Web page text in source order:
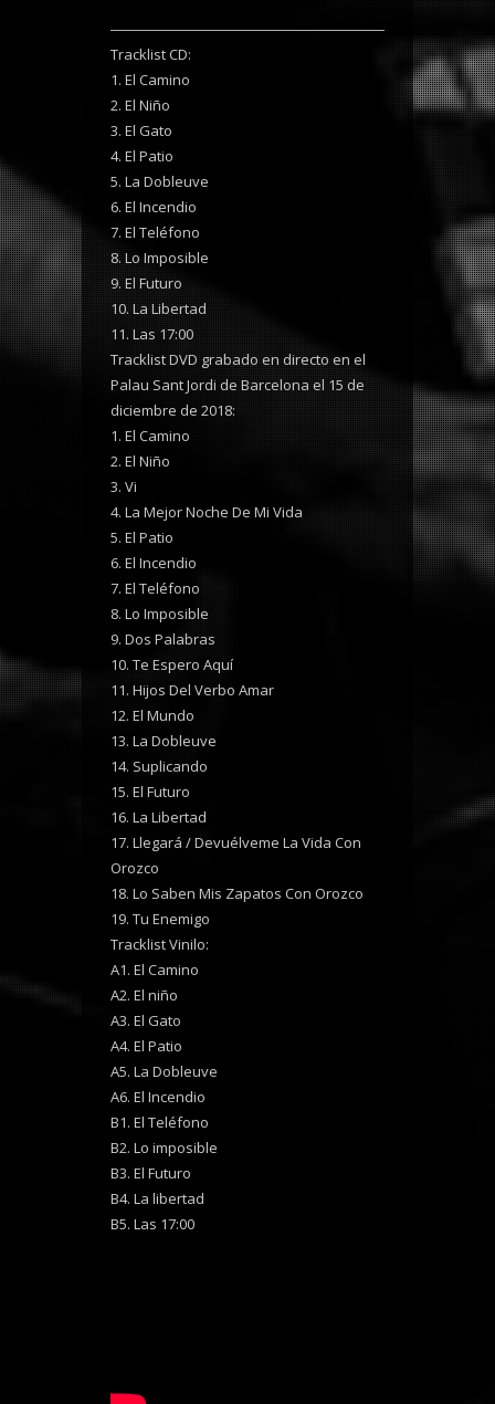
Tracklist CD:
1. El Camino
2. El Niño
3. El Gato
4. El Patio
5. La Dobleuve
6. El Incendio
7. El Teléfono
8. Lo Imposible
9. El Futuro
10. La Libertad
11. Las 17:00
Tracklist DVD grabado en directo en el
Palau Sant Jordi de Barcelona el 15 de
diciembre de 2018:
1. El Camino
2. El Niño
3. Vi
4. La Mejor Noche De Mi Vida
5. El Patio
6. El Incendio
7. El Teléfono
8. Lo Imposible
9. Dos Palabras
10. Te Espero Aquí
11. Hijos Del Verbo Amar
12. El Mundo
13. La Dobleuve
14. Suplicando
15. El Futuro
16. La Libertad
17. Llegará / Devuélveme La Vida Con
Orozco
18. Lo Saben Mis Zapatos Con Orozco
19. Tu Enemigo
Tracklist Vinilo:
A1. El Camino
A2. El niño
A3. El Gato
A4. El Patio
A5. La Dobleuve
A6. El Incendio
B1. El Teléfono
B2. Lo imposible
B3. El Futuro
B4. La libertad
B5. Las 17:00